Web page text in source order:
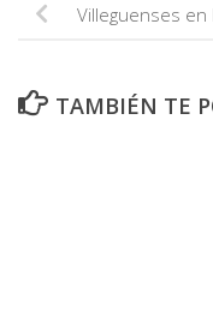
Villeguenses en
TAMBIÉN TE